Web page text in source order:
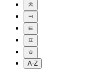
ㅊ
ㅋ
ㅌ
ㅍ
ㅎ
A-Z